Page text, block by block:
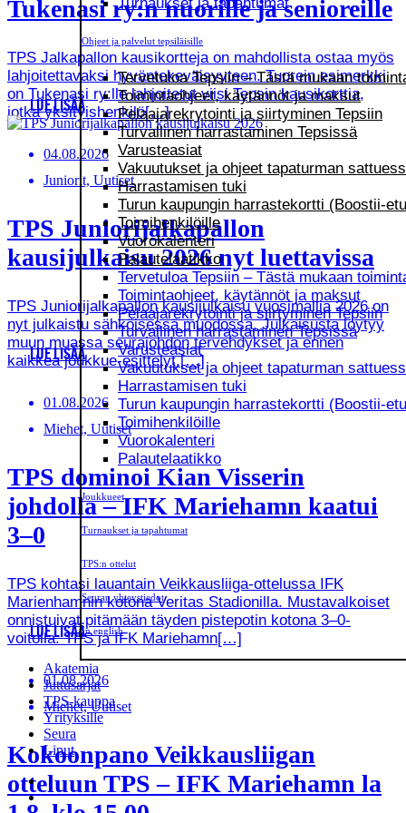
Turnaukset ja tapahtumat
Ohjeet ja palvelut tepsiläisille
Tervetuloa Tepsiin – Tästä mukaan
Toimintaohjeet, käytännöt ja maksut
Pelaajarekrytointi ja siirtyminen Tepsiin
Turvallinen harrastaminen Tepsissä
Varusteasiat
Vakuutukset ja ohjeet tapaturman
Harrastamisen tuki
Turun kaupungin harrastekortti (Boostii-
Toimihenkilöille
Vuorokalenteri
Palautelaatikko
Tervetuloa Tepsiin – Tästä mukaan
Toimintaohjeet, käytännöt ja maksut
Pelaajarekrytointi ja siirtyminen Tepsiin
Turvallinen harrastaminen Tepsissä
Varusteasiat
Vakuutukset ja ohjeet tapaturman
Harrastamisen tuki
Turun kaupungin harrastekortti (Boostii-
Toimihenkilöille
Vuorokalenteri
Palautelaatikko
Joukkueet
Turnaukset ja tapahtumat
TPS:n ottelut
Seuran yhteystiedot
In english
Akatemia
Juttusarjat
TPS-kauppa
Yrityksille
Seura
Liput
Tukenasi ry:n nuorille ja senioreille
TPS Jalkapallon kausikortteja on mahdollista ostaa myös
lahjoitettavaksi hyväntekeväisyyteen. Tuorein esimerkki
on Tukenasi ry:lle lahjoitetut viisi Tepsin kausikorttia,
jotka yksityishenkilö[…]
LUE LISÄÄ
04.08.2026
Juniorit, Uutiset
TPS Juniorijalkapallon
kausijulkaisu 2026 nyt luettavissa
TPS Juniorijalkapallon kausijulkaisu vuosimallia 2026 on
nyt julkaistu sähköisessä muodossa. Julkaisusta löytyy
muun muassa seurajohdon tervehdykset ja ennen
kaikkea joukkue-esittelyt.[…]
LUE LISÄÄ
01.08.2026
Miehet, Uutiset
TPS dominoi Kian Visserin
johdolla – IFK Mariehamn kaatui
3–0
TPS kohtasi lauantain Veikkausliiga-ottelussa IFK
Marienhamnin kotona Veritas Stadionilla. Mustavalkoiset
onnistuivat pitämään täyden pistepotin kotona 3–0-
voitolla. TPS ja IFK Mariehamn[…]
LUE LISÄÄ
01.08.2026
Miehet, Uutiset
Kokoonpano Veikkausliigan
otteluun TPS – IFK Mariehamn la